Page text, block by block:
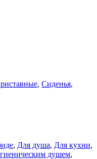
, Сиденья,
, Для душа, Для кухни,
душем,